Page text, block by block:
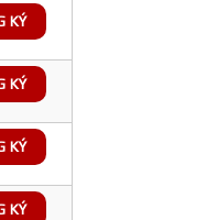
KÝ
KÝ
KÝ
KÝ